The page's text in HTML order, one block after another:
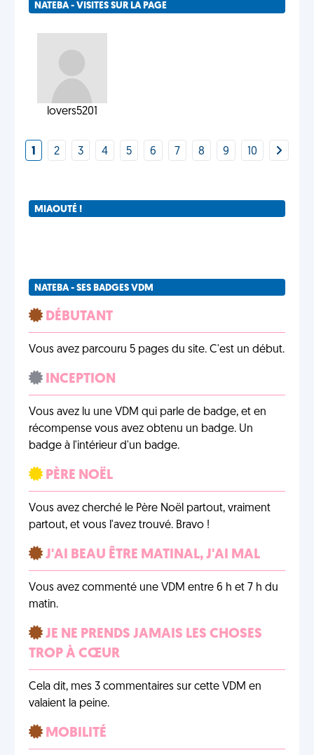
NATEBA - VISITES SUR LA PAGE
lovers5201
1 2 3 4 5 6 7 8 9 10
MIAOUTÉ !
NATEBA - SES BADGES VDM
DÉBUTANT
Vous avez parcouru 5 pages du site. C'est un début.
INCEPTION
Vous avez lu une VDM qui parle de badge, et en
récompense vous avez obtenu un badge. Un
badge à l'intérieur d'un badge.
PÈRE NOËL
Vous avez cherché le Père Noël partout, vraiment
partout, et vous l'avez trouvé. Bravo !
J'AI BEAU ÊTRE MATINAL, J'AI MAL
Vous avez commenté une VDM entre 6 h et 7 h du
matin.
JE NE PRENDS JAMAIS LES CHOSES
TROP À CŒUR
Cela dit, mes 3 commentaires sur cette VDM en
valaient la peine.
MOBILITÉ